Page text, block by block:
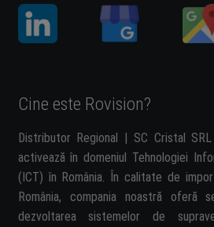
Cine este Rovision?
Distributor Regional | SC Cristal
activează în domeniul Tehnologiei
(ICT) în România. În calitate de
România, compania noastră oferă
dezvoltarea sistemelor de